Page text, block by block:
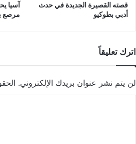
قصته القصيرة الجديدة في حدث
أدبي بطوكيو
آسيا
مرصع
اترك تعليقاً
لن يتم نشر عنوان بريدك الإلكتروني.